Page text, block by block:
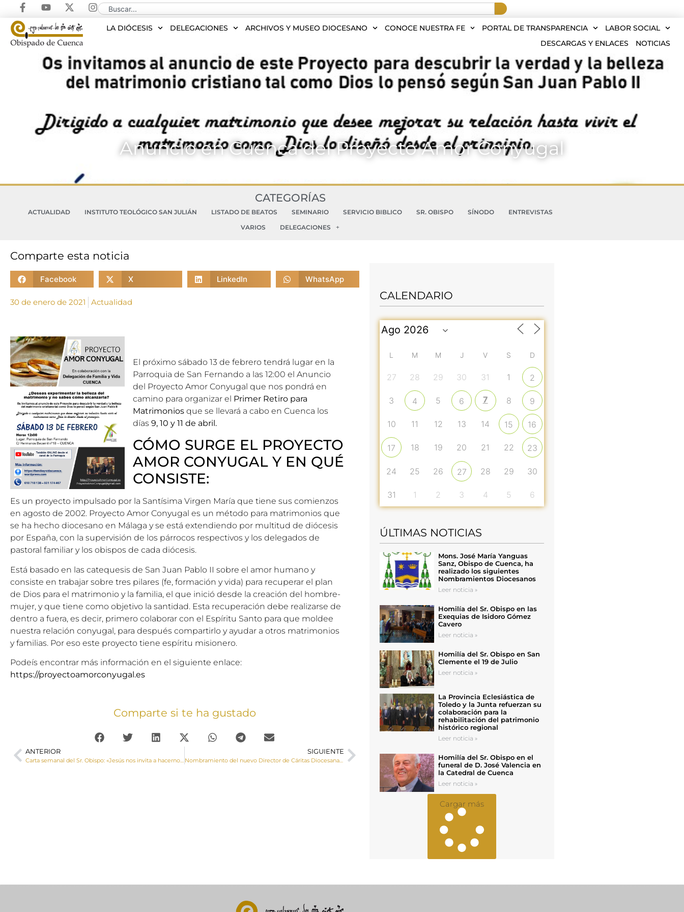
LA DIÓCESIS DELEGACIONES ARCHIVOS Y MUSEO DIOCESANO CONOCE NUESTRA FE PORTAL DE TRANSPARENCIA
LABOR SOCIAL
DESCARGAS Y ENLACES
NOTICIAS
Anuncio en Cuenca del Proyecto Amor Conyugal
CATEGORÍAS
ACTUALIDAD INSTITUTO TEOLÓGICO SAN JULIÁN LISTADO DE BEATOS SEMINARIO SERVICIO BIBLICO SR. OBISPO SÍNODO
ENTREVISTAS
VARIOS
DELEGACIONES
Comparte esta noticia
Facebook X LinkedIn WhatsApp
30 de enero de 2021 Actualidad
El próximo sábado 13 de febrero tendrá lugar en la
Parroquia de San Fernando a las 12:00 el Anuncio
del Proyecto Amor Conyugal que nos pondrá en
camino para organizar el Primer Retiro para
Matrimonios que se llevará a cabo en Cuenca los
días 9, 10 y 11 de abril.
CÓMO SURGE EL PROYECTO
AMOR CONYUGAL Y EN QUÉ
CONSISTE:
Es un proyecto impulsado por la Santísima Virgen María que tiene sus comienzos
en agosto de 2002. Proyecto Amor Conyugal es un método para matrimonios que
se ha hecho diocesano en Málaga y se está extendiendo por multitud de diócesis
por España, con la supervisión de los párrocos respectivos y los delegados de
pastoral familiar y los obispos de cada diócesis.
Está basado en las catequesis de San Juan Pablo II sobre el amor humano y
consiste en trabajar sobre tres pilares (fe, formación y vida) para recuperar el plan
de Dios para el matrimonio y la familia, el que inició desde la creación del hombre-
mujer, y que tiene como objetivo la santidad. Esta recuperación debe realizarse de
dentro a fuera, es decir, primero colaborar con el Espíritu Santo para que moldee
nuestra relación conyugal, para después compartirlo y ayudar a otros matrimonios
y familias. Por eso este proyecto tiene espíritu misionero.
Podeís encontrar más información en el siguiente enlace:
https://proyectoamorconyugal.es
Comparte si te ha gustado
ANTERIOR
Carta semanal del Sr. Obispo: «Jesús nos invita a hacernos próximos a cada persona»
SIGUIENTE
Nombramiento del nuevo Director de Cáritas Diocesana de Cuenca, D. Pedro Bordallo Cordero
CALENDARIO
L M M J V S D
27 28 29 30 31 1 2
3 4 5 6 7 8 9
10 11 12 13 14 15 16
17 18 19 20 21 22 23
24 25 26 27 28 29 30
31 1 2 3 4 5 6
ÚLTIMAS NOTICIAS
Mons. José María Yanguas
Sanz, Obispo de Cuenca, ha
realizado los siguientes
Nombramientos Diocesanos
Leer noticia »
Homilía del Sr. Obispo en las
Exequias de Isidoro Gómez
Cavero
Leer noticia »
Homilía del Sr. Obispo en San
Clemente el 19 de Julio
Leer noticia »
La Provincia Eclesiástica de
Toledo y la Junta refuerzan su
colaboración para la
rehabilitación del patrimonio
histórico regional
Leer noticia »
Homilía del Sr. Obispo en el
funeral de D. José Valencia en
la Catedral de Cuenca
Leer noticia »
Cargar más